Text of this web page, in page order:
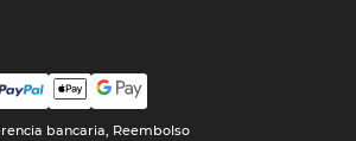
bancaria, Reembolso